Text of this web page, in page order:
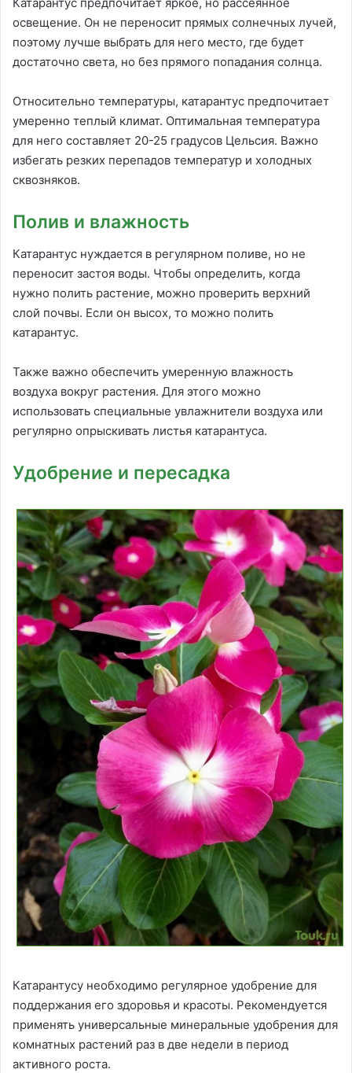
освещение. Он не переносит прямых солнечных лучей,
поэтому лучше выбрать для него место, где будет
достаточно света, но без прямого попадания солнца.
Относительно температуры, катарантус предпочитает
умеренно теплый климат. Оптимальная температура
для него составляет 20-25 градусов Цельсия. Важно
избегать резких перепадов температур и холодных
сквозняков.
Полив и влажность
Катарантус нуждается в регулярном поливе, но не
переносит застоя воды. Чтобы определить, когда
нужно полить растение, можно проверить верхний
слой почвы. Если он высох, то можно полить
катарантус.
Также важно обеспечить умеренную влажность
воздуха вокруг растения. Для этого можно
использовать специальные увлажнители воздуха или
регулярно опрыскивать листья катарантуса.
Удобрение и пересадка
Катарантусу необходимо регулярное удобрение для
поддержания его здоровья и красоты. Рекомендуется
применять универсальные минеральные удобрения для
комнатных растений раз в две недели в период
активного роста.